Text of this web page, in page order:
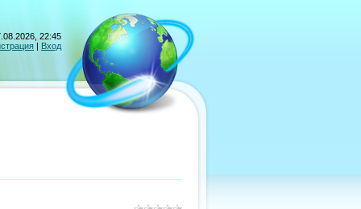
22:45
| Вход